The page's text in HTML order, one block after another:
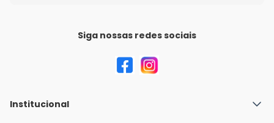
Siga nossas redes sociais
Institucional